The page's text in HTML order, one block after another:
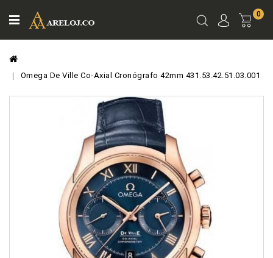
0
Omega De Ville Co-Axial Cronógrafo 42mm 431.53.42.51.03.001